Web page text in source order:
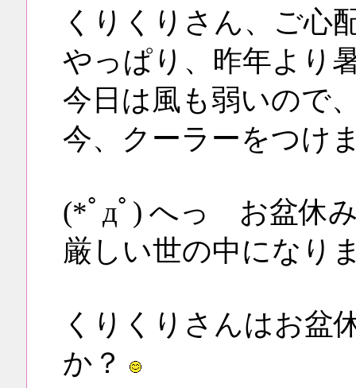
くりくりさん、ご心
やっぱり、昨年より
今日は風も弱いので
今、クーラーをつけ
(*ﾟдﾟ) へっ お盆休
厳しい世の中になり
くりくりさんはお盆
か？